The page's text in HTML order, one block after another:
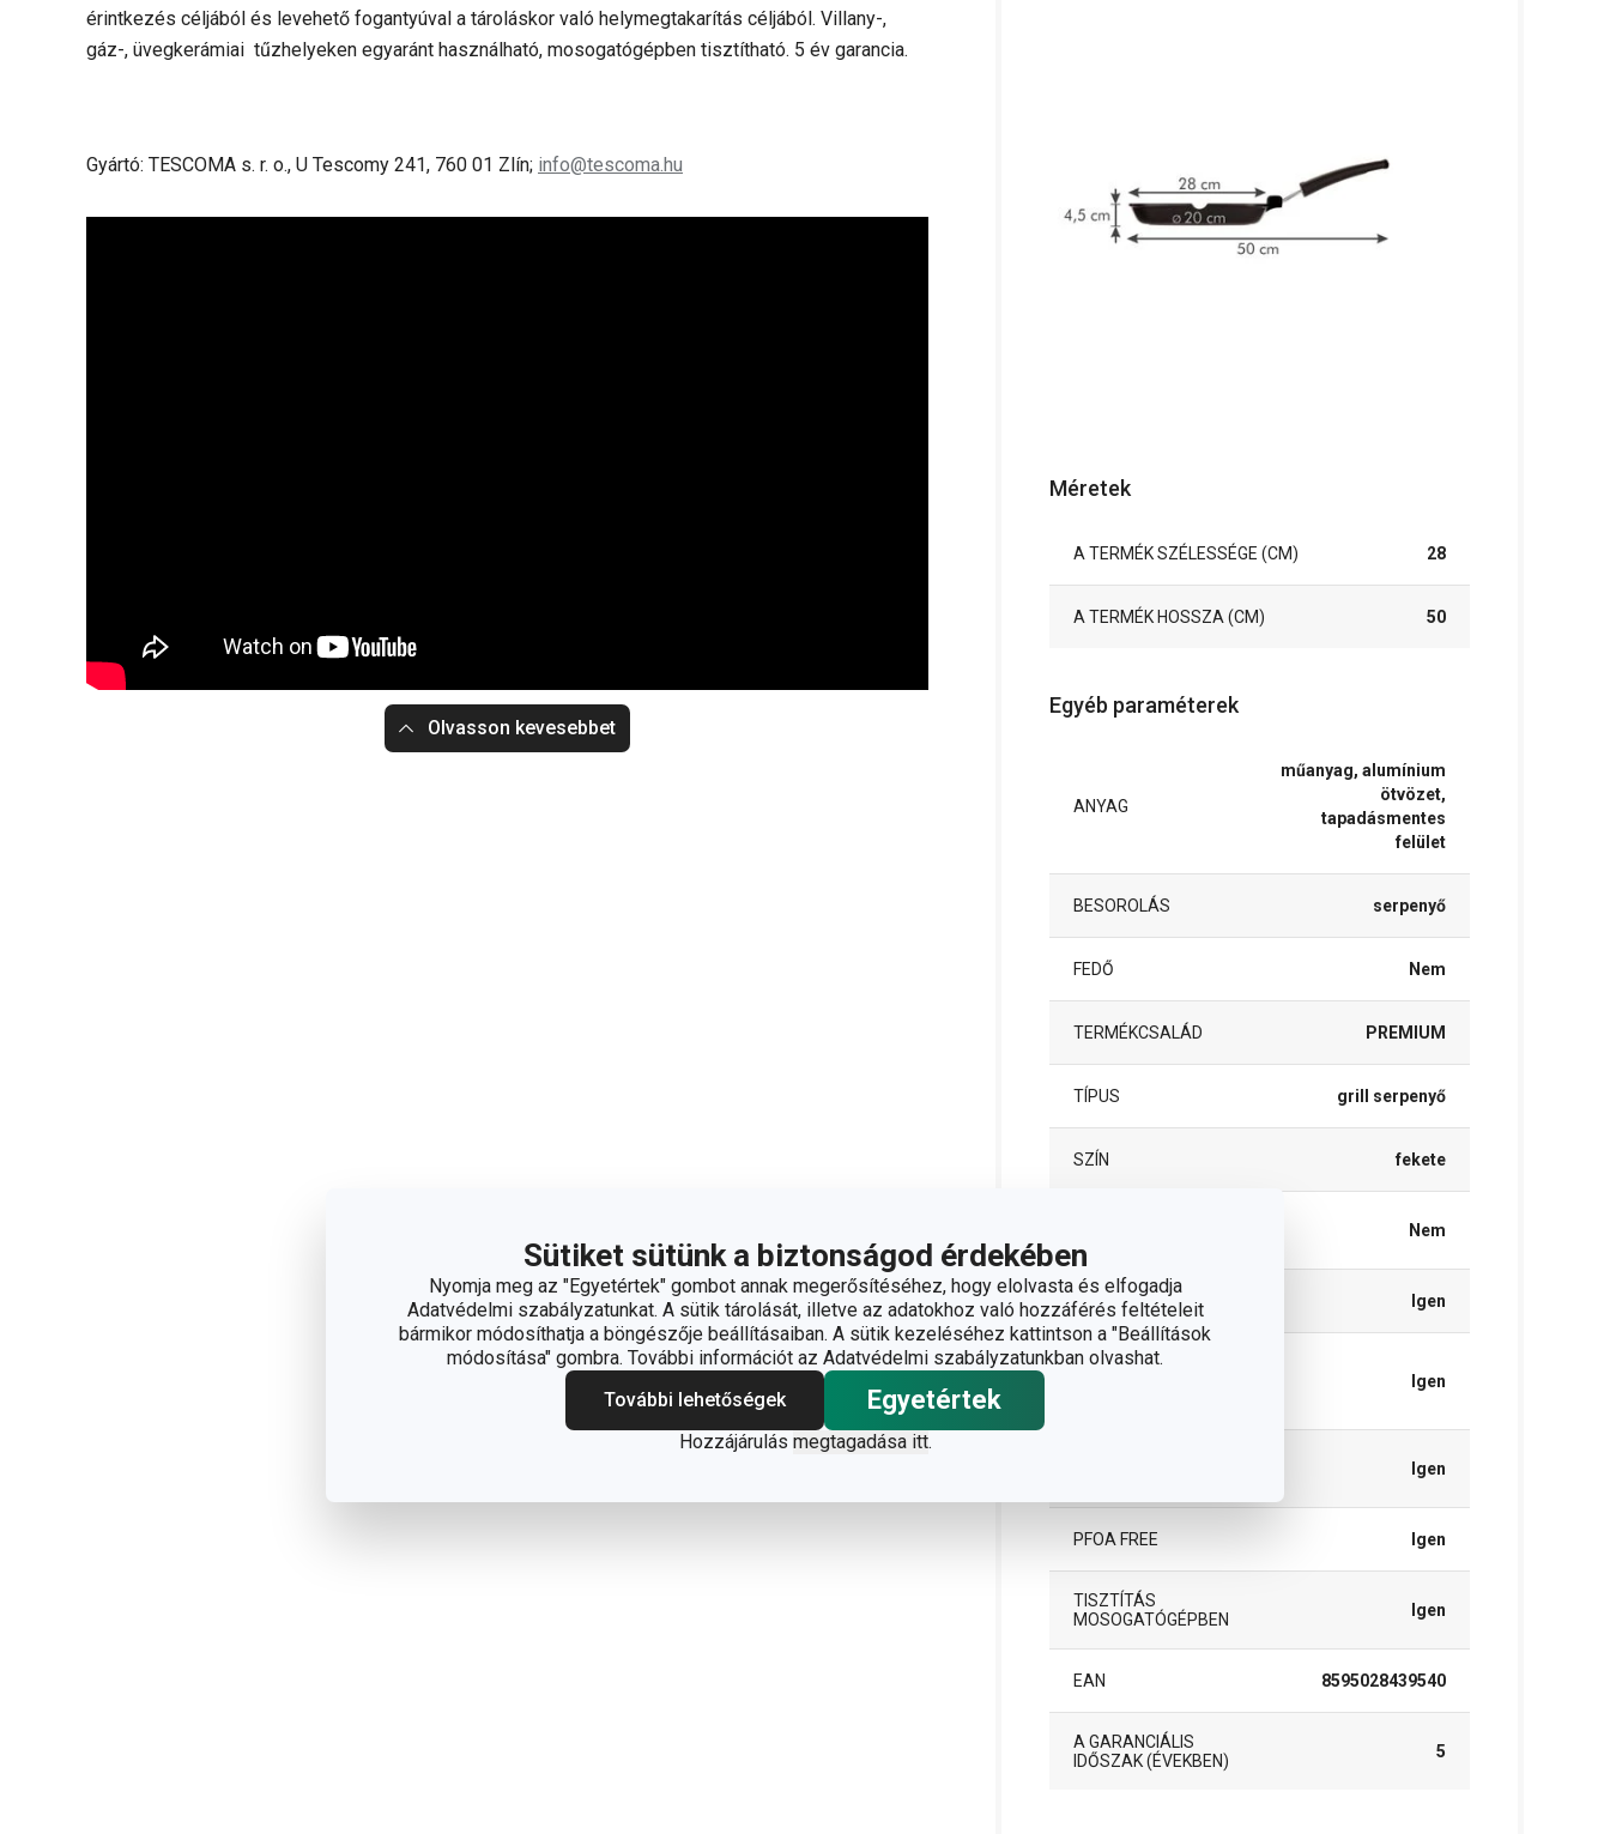
Sütiket sütünk a biztonságod érdekében
Nyomja meg az "Egyetértek" gombot annak megerősítéséhez, hogy elolvasta és elfogadja
Adatvédelmi szabályzatunkat. A sütik tárolását, illetve az adatokhoz való hozzáférés feltételeit
bármikor módosíthatja a böngészője beállításaiban. A sütik kezeléséhez kattintson a "Beállítások
módosítása" gombra. További információt az Adatvédelmi szabályzatunkban olvashat.
További lehetőségek
Egyetértek
Hozzájárulás megtagadása itt.
érintkezés céljából és levehető fogantyúval a tároláskor való helymegtakarítás céljából. Villany-,
gáz-, üvegkerámiai tűzhelyeken egyaránt használható, mosogatógépben tisztítható. 5 év garancia.
Gyártó: TESCOMA s. r. o., U Tescomy 241, 760 01 Zlín; info@tescoma.hu
Olvasson kevesebbet
Méretek
A TERMÉK SZÉLESSÉGE (CM) 28
A TERMÉK HOSSZA (CM) 50
Egyéb paraméterek
ANYAG
műanyag, alumínium
ötvözet,
tapadásmentes
felület
BESOROLÁS serpenyő
FEDŐ Nem
TERMÉKCSALÁD PREMIUM
TÍPUS grill serpenyő
SZÍN fekete
Nem
GÁZFŰTÉS Igen
MELEGÍTÉS
Igen
Igen
PFOA FREE Igen
TISZTÍTÁS
MOSOGATÓGÉPBEN
Igen
EAN 8595028439540
A GARANCIÁLIS
IDŐSZAK (ÉVEKBEN)
5